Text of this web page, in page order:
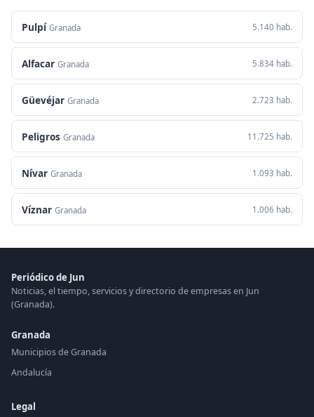
Pulpí Granada 5.140 hab.
Alfacar Granada 5.834 hab.
Güevéjar Granada 2.723 hab.
Peligros Granada 11.725 hab.
Nívar Granada 1.093 hab.
Víznar Granada 1.006 hab.
Periódico de Jun
Noticias, el tiempo, servicios y directorio de empresas en Jun
(Granada).
Granada
Municipios de Granada
Andalucía
Legal